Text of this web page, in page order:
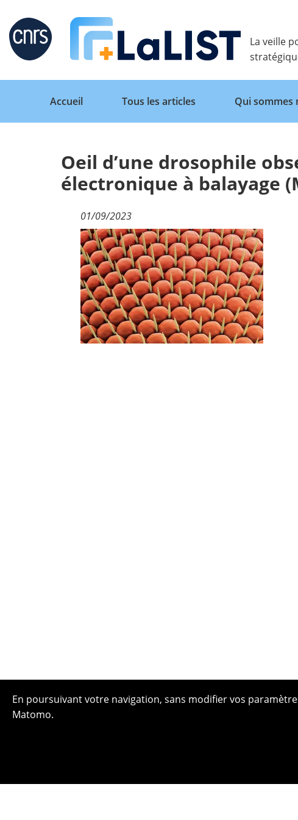
Retour
Tous les articles
Qui sommes nous ?
La veille
Accueil
Tous les articles Qui sommes
Oeil d’une drosophile
électronique à balayage
01/09/2023
En poursuivant votre navigation, sans modifier vos
Matomo.